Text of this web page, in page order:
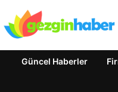
Güncel Haberler